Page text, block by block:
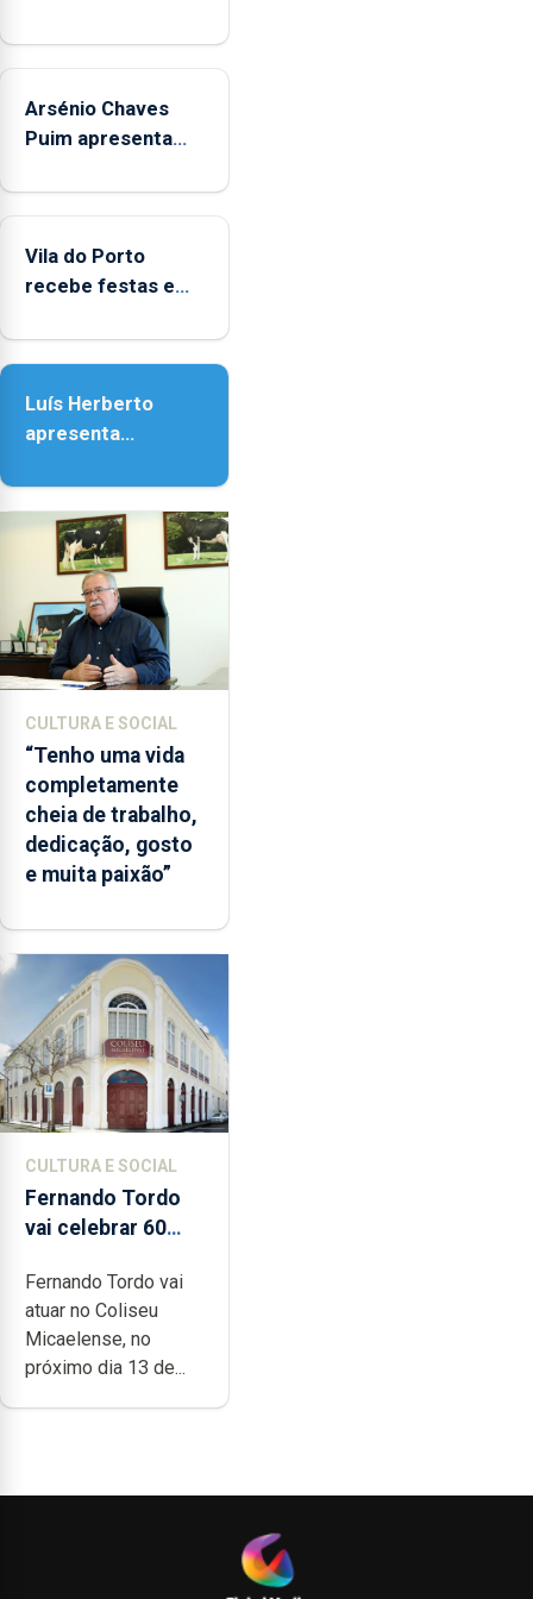
Arsénio Chaves
Puim apresenta
de Vila do Porto
Vila do Porto
recebe festas em
Senhora da
Luís Herberto
apresenta
Paisagem’
CULTURA E SOCIAL
“Tenho uma vida
completamente
cheia de trabalho,
dedicação, gosto
e muita paixão”
CULTURA E SOCIAL
Fernando Tordo
vai celebrar 60
no Coliseu
Micaelense
Fernando Tordo vai
atuar no Coliseu
Micaelense, no
próximo dia 13 de...